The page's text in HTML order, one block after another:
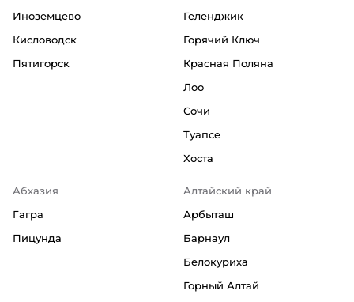
Иноземцево
Кисловодск
Пятигорск
Геленджик
Горячий Ключ
Красная Поляна
Лоо
Сочи
Туапсе
Хоста
Абхазия
Гагра
Пицунда
Алтайский край
Арбыташ
Барнаул
Белокуриха
Горный Алтай